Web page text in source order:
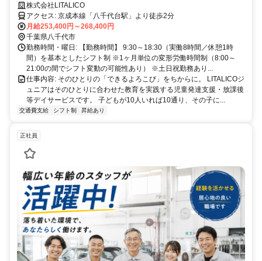
株式会社LITALICO
アクセス: 京成本線「八千代台駅」より徒歩2分
月給253,400円～268,400円
千葉県八千代市
勤務時間・曜日: 【勤務時間】 9:30～18:30（実働8時間／休憩1時
間）を基本としたシフト制 ※1ヶ月単位の変形労働時間制（8:00～
21:00の間でシフト変動の可能性あり） ※土日祝勤務あり...
仕事内容: そのひとりの「できるよろこび」をちからに。 LITALICOジ
ュニアはそのひとりに合わせた教育を実践する児童発達支援・放課後
等デイサービスです。 子どもが10人いれば10通り、その子に...
交通費支給 シフト制 昇給あり
正社員